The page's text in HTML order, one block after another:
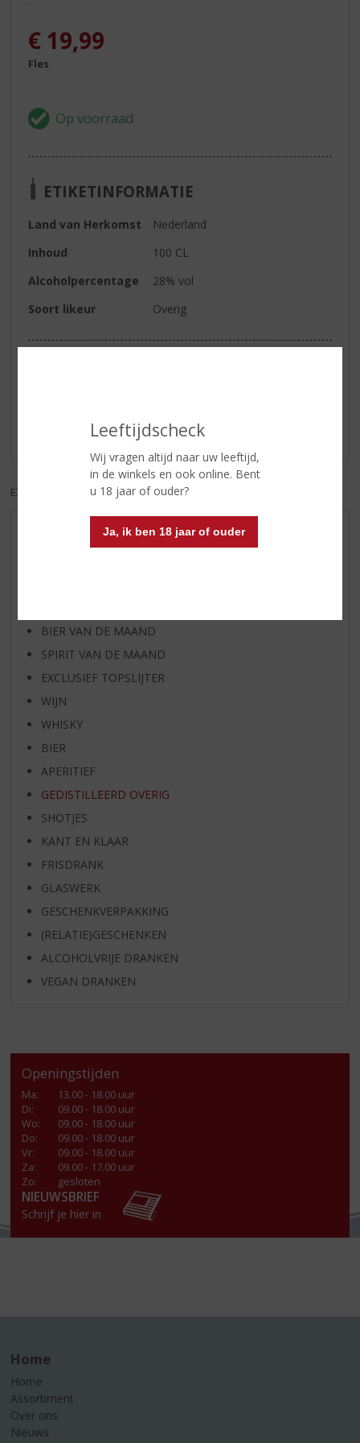
Leeftijdscheck
Wij vragen altijd naar uw leeftijd,
in de winkels en ook online. Bent
u 18 jaar of ouder?
Ja, ik ben 18 jaar of ouder
€ 19,99
Fles
ETIKETINFORMATIE
Land van Herkomst
Nederland
Inhoud
100 CL
Alcoholpercentage
28% vol
Soort likeur
Overig
Er zijn nog geen reviews geplaatst voor dit product
EXCL. BTW INCL. BTW
AANBIEDINGEN
BIER VAN DE MAAND
SPIRIT VAN DE MAAND
EXCLUSIEF TOPSLIJTER
WIJN
WHISKY
BIER
APERITIEF
GEDISTILLEERD OVERIG
SHOTJES
KANT EN KLAAR
FRISDRANK
GLASWERK
GESCHENKVERPAKKING
(RELATIE)GESCHENKEN
ALCOHOLVRIJE DRANKEN
VEGAN DRANKEN
Openingstijden
Ma:
13.00 - 18.00 uur
Di:
09.00 - 18.00 uur
Wo:
09.00 - 18.00 uur
Do:
09.00 - 18.00 uur
Vr:
09.00 - 18.00 uur
Za:
09.00 - 17.00 uur
Zo:
gesloten
NIEUWSBRIEF
Schrijf je hier in
Home
Home
Assortiment
Over ons
Nieuws